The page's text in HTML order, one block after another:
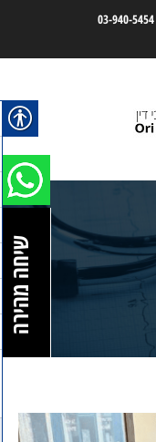
03-940-5454
שיחה מהירה